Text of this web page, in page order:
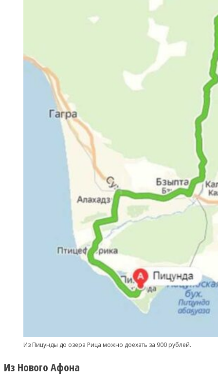
Из Пицунды до озера Рица можно доехать за 900 рублей.
Из Нового Афона